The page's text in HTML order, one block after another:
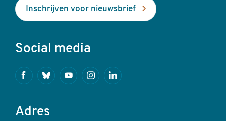
Inschrijven voor nieuwsbrief
Social media
FacebookBlueskyYoutubeInstagramLinkedin
Adres